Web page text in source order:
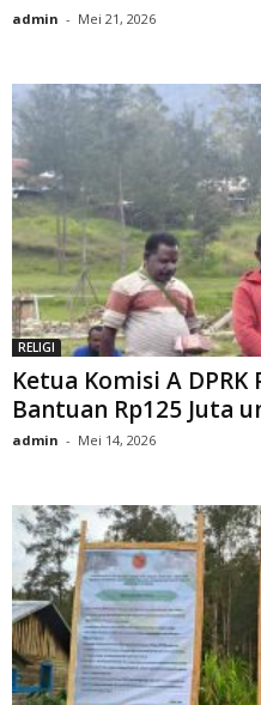
admin - Mei 21, 2026
RELIGI
Ketua Komisi A DPRK
Bantuan Rp125 Juta
admin - Mei 14, 2026